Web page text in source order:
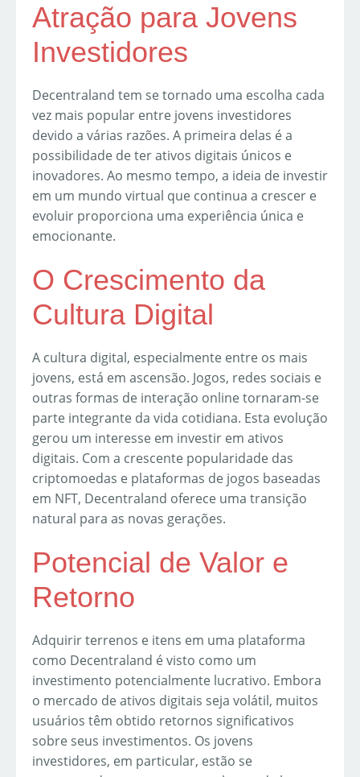
Atração para Jovens
Investidores
Decentraland tem se tornado uma escolha cada
vez mais popular entre jovens investidores
devido a várias razões. A primeira delas é a
possibilidade de ter ativos digitais únicos e
inovadores. Ao mesmo tempo, a ideia de investir
em um mundo virtual que continua a crescer e
evoluir proporciona uma experiência única e
emocionante.
O Crescimento da
Cultura Digital
A cultura digital, especialmente entre os mais
jovens, está em ascensão. Jogos, redes sociais e
outras formas de interação online tornaram-se
parte integrante da vida cotidiana. Esta evolução
gerou um interesse em investir em ativos
digitais. Com a crescente popularidade das
criptomoedas e plataformas de jogos baseadas
em NFT, Decentraland oferece uma transição
natural para as novas gerações.
Potencial de Valor e
Retorno
Adquirir terrenos e itens em uma plataforma
como Decentraland é visto como um
investimento potencialmente lucrativo. Embora
o mercado de ativos digitais seja volátil, muitos
usuários têm obtido retornos significativos
sobre seus investimentos. Os jovens
investidores, em particular, estão se